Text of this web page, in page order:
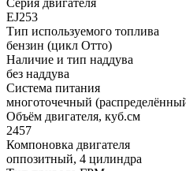
EJ253
Тип используемого топлива
бензин (цикл Отто)
Наличие и тип наддува
без наддува
Система питания
многоточечный
Объём двигателя, куб.см
2457
Компоновка двигателя
оппозитный, 4 цилиндра